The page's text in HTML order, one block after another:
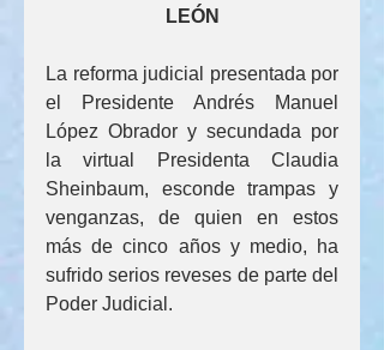
LEÓN
La reforma judicial presentada por
el Presidente Andrés Manuel
López Obrador y secundada por
la virtual Presidenta Claudia
Sheinbaum, esconde trampas y
venganzas, de quien en estos
más de cinco años y medio, ha
sufrido serios reveses de parte del
Poder Judicial.